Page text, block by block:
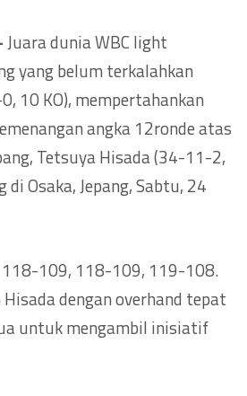
Juara dunia WBC light
yang belum terkalahkan
10 KO), mempertahankan
angka 12ronde atas
Tetsuya Hisada (34-11-2,
di Osaka, Jepang, Sabtu, 24
109, 118-109, 119-108.
dengan overhand tepat
untuk mengambil inisiatif